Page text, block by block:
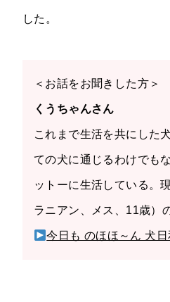
した。
＜お話をお聞きした方＞
くうちゃんさん
これまで生活を共にした
ての犬に通じるわけでも
ットーに生活している。
ラニアン、メス、11歳）
今日も のほほ～ん 犬日